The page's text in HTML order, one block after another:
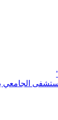
الجامعي